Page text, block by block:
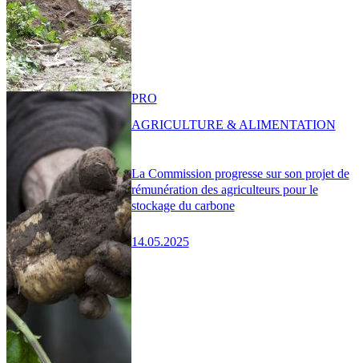
La Commission progresse sur son projet de
rémunération des agriculteurs pour le
stockage du carbone
14.05.2025
PRO
AGRICULTURE & ALIMENTATION